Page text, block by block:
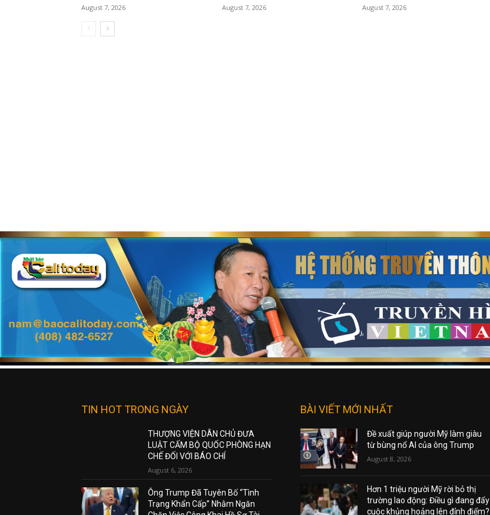
August 7, 2026 August 7, 2026 August 7, 2026
TIN HOT TRONG NGÀY
THƯỢNG VIỆN DÂN CHỦ ĐƯA
LUẬT CẤM BỘ QUỐC PHÒNG HẠN
CHẾ ĐỐI VỚI BÁO CHÍ
August 6, 2026
Ông Trump Đã Tuyên Bố “Tình
Trạng Khẩn Cấp” Nhằm Ngăn
BÀI VIẾT MỚI NHẤT
Đề xuất giúp người Mỹ làm giàu
từ bùng nổ AI của ông Trump
August 8, 2026
Hơn 1 triệu người Mỹ rời bỏ thị
trường lao động: Điều gì đang đẩy
cuộc khủng hoảng lên đỉnh điểm?